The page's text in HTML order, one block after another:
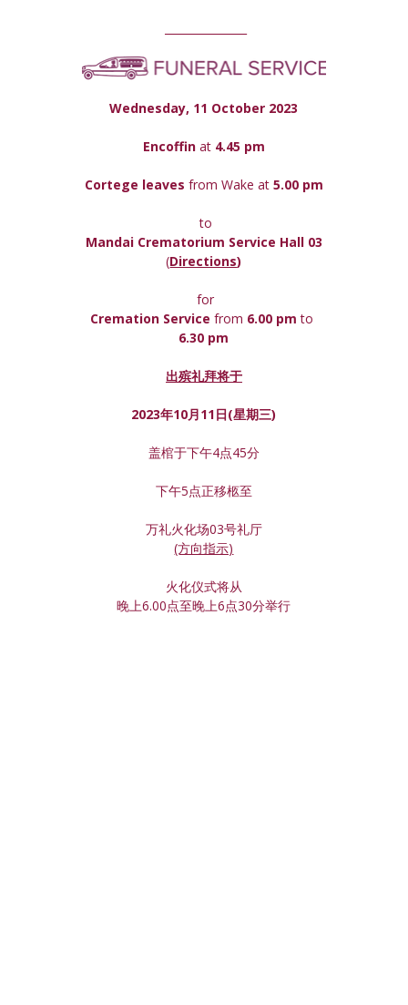
Wednesday, 11 October 2023
Encoffin at 4.45 pm
Cortege leaves from Wake at 5.00 pm
to
Mandai Crematorium Service Hall 03
(Directions)
for
Cremation Service from 6.00 pm to
6.30 pm
出殡礼拜将于
2023年10月11日(星期三)
盖棺于下午4点45分
下午5点正移柩至
万礼火化场03号礼厅
(方向指示)
火化仪式将从
晚上6.00点至晚上6点30分举行